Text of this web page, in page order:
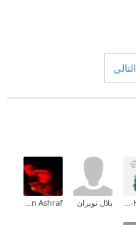
التالي
Mervat Al-Haddad أملي بالله بلال نويران Safei El-Rahmman Ashraf